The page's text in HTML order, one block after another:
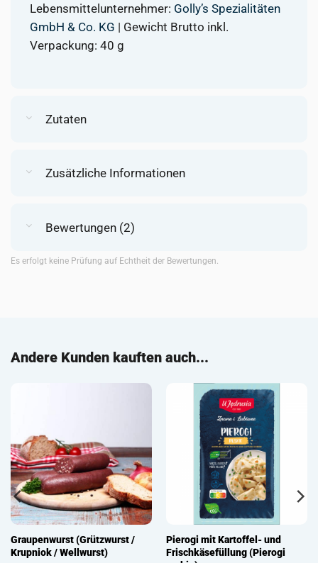
Lebensmittelunternehmer: Golly’s Spezialitäten
GmbH & Co. KG | Gewicht Brutto inkl.
Verpackung: 40 g
Zutaten
Zusätzliche Informationen
Bewertungen (2)
Es erfolgt keine Prüfung auf Echtheit der Bewertungen.
Andere Kunden kauften auch...
Graupenwurst (Grützwurst /
Krupniok / Wellwurst)
Pierogi mit Kartoffel- und
Frischkäsefüllung (Pierogi